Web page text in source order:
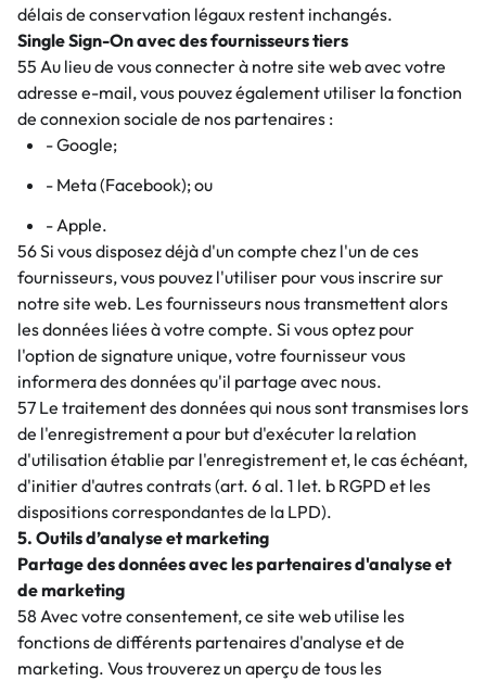
délais de conservation légaux restent inchangés.
Single Sign-On avec des fournisseurs tiers
55 Au lieu de vous connecter à notre site web avec votre
adresse e-mail, vous pouvez également utiliser la fonction
de connexion sociale de nos partenaires :
- Google;
- Meta (Facebook); ou
- Apple.
56 Si vous disposez déjà d'un compte chez l'un de ces
fournisseurs, vous pouvez l'utiliser pour vous inscrire sur
notre site web. Les fournisseurs nous transmettent alors
les données liées à votre compte. Si vous optez pour
l'option de signature unique, votre fournisseur vous
informera des données qu'il partage avec nous.
57 Le traitement des données qui nous sont transmises lors
de l'enregistrement a pour but d'exécuter la relation
d'utilisation établie par l'enregistrement et, le cas échéant,
d'initier d'autres contrats (art. 6 al. 1 let. b RGPD et les
dispositions correspondantes de la LPD).
5. Outils d’analyse et marketing
Partage des données avec les partenaires d'analyse et
de marketing
58 Avec votre consentement, ce site web utilise les
fonctions de différents partenaires d'analyse et de
marketing. Vous trouverez un aperçu de tous les